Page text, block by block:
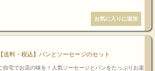
【送料・税込】パンとソーセージのセット
自宅でお店の味を！人気ソーセージとパンをたっぷりお楽